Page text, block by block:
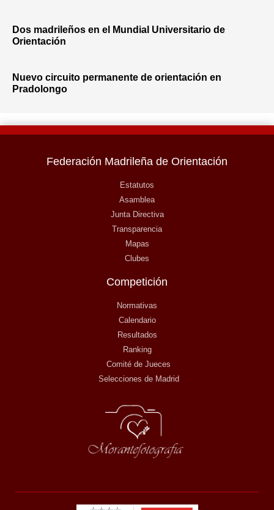
Dos madrileños en el Mundial Universitario de
Orientación
Nuevo circuito permanente de orientación en
Pradolongo
Federación Madrileña de Orientación
Estatutos
Asamblea
Junta Directiva
Transparencia
Mapas
Clubes
Competición
Normativas
Calendario
Resultados
Ranking
Comité de Jueces
Selecciones de Madrid